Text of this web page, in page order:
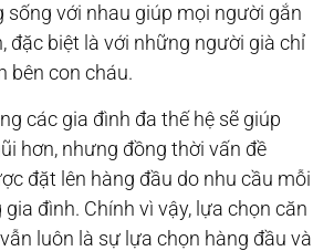
sống với nhau giúp mọi người gắn
đặc biệt là với những người già chỉ
bên con cháu.
các gia đình đa thế hệ sẽ giúp
hơn, nhưng đồng thời vấn đề
đặt lên hàng đầu do nhu cầu mỗi
đình. Chính vì vậy, lựa chọn căn
luôn là sự lựa chọn hàng đầu và